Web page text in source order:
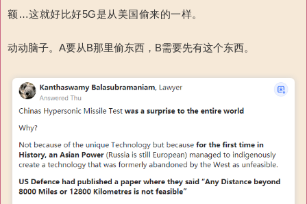
额…这就好比好5G是从美国偷来的一样。
动动脑子。 A要从B那里偷东西， B需要先有这个东西。